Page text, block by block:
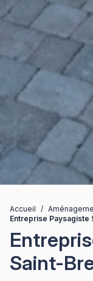
Accueil /
Entreprise
Saint-